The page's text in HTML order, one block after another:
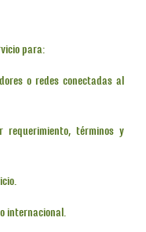
para:
o redes conectadas al
requerimiento, términos y
internacional.